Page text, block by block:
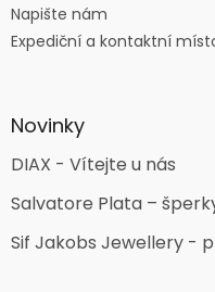
Napište nám
Expediční a kontaktní
Novinky
DIAX - Vítejte u nás
Salvatore Plata –
Sif Jakobs Jewellery -